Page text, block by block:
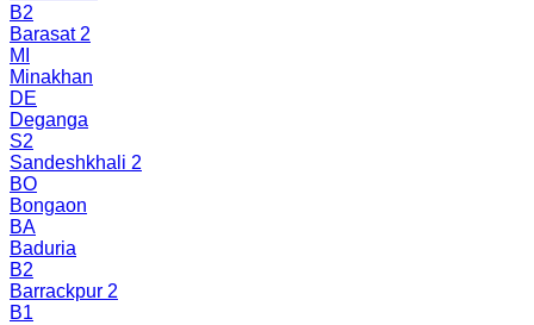
B2
Barasat 2
MI
Minakhan
DE
Deganga
S2
Sandeshkhali 2
BO
Bongaon
BA
Baduria
B2
Barrackpur 2
B1